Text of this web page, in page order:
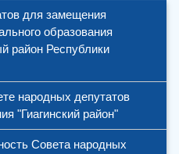
для замещения
образования
район Республики
народных депутатов
"Гиагинский район"
Совета народных